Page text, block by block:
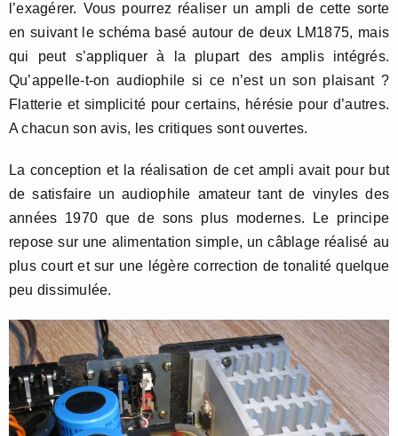
l’exagérer. Vous pourrez réaliser un ampli de cette sorte
en suivant le schéma basé autour de deux LM1875, mais
qui peut s’appliquer à la plupart des amplis intégrés.
Qu’appelle-t-on audiophile si ce n’est un son plaisant ?
Flatterie et simplicité pour certains, hérésie pour d’autres.
A chacun son avis, les critiques sont ouvertes.
La conception et la réalisation de cet ampli avait pour but
de satisfaire un audiophile amateur tant de vinyles des
années 1970 que de sons plus modernes. Le principe
repose sur une alimentation simple, un câblage réalisé au
plus court et sur une légère correction de tonalité quelque
peu dissimulée.